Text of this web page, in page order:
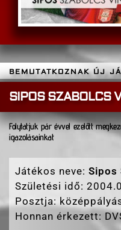
BEMUTATKOZNAK ÚJ
SIPOS SZABOLCS
Folytatjuk pár évvel ezelőtt
igazolásainkat
Játékos neve: Sipos
Születési idő:
Posztja:
Honnan érkezett: